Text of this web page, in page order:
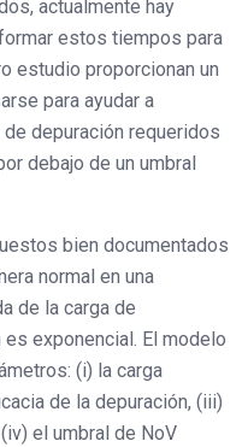
actualmente hay
estos tiempos para
estudio proporcionan un
para ayudar a
depuración requeridos
debajo de un umbral
bien documentados
normal en una
de la carga de
exponencial. El modelo
(i) la carga
de la depuración, (iii)
el umbral de NoV